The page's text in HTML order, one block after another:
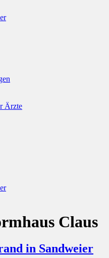
Ärzte
Claus
in Sandweier